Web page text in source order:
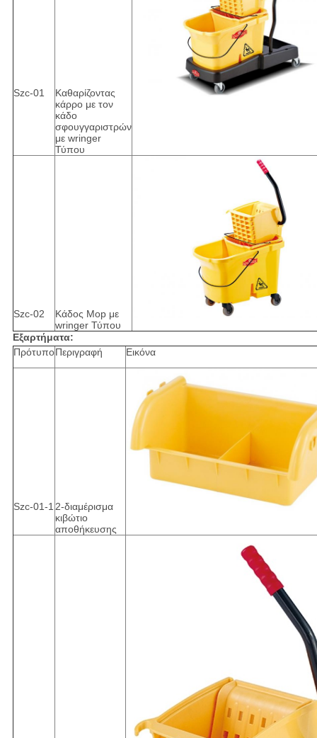
Szc-01
Καθαρίζοντας
κάρρο με τον
κάδο
σφουγγαριστρών
με wringer
Τύπου
Szc-02
Κάδος Mop με
wringer Τύπου
Εξαρτήματα:
ΠρότυποΠεριγραφή Εικόνα
Szc-01-12-διαμέρισμα
κιβώτιο
αποθήκευσης